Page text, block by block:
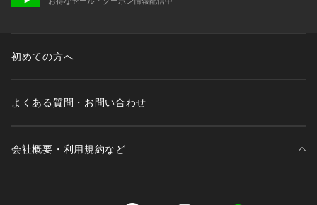
ものリストを作成！
いち早く特典情報をゲットして、お買い物をよりお楽しみくだ
model: H180 B92 W76 H90 着用サイズ: LARGE
初めての方へ
よくある質問・お問い合わせ
会社概要・利用規約など